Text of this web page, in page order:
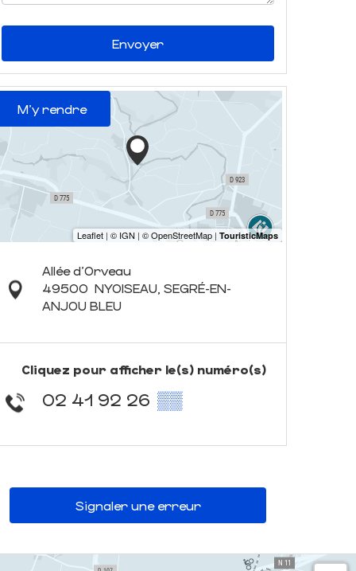
Envoyer
M'y rendre
Allée d'Orveau
49500 NYOISEAU, SEGRÉ-EN-
ANJOU BLEU
Cliquez pour afficher le(s) numéro(s)
02 41 92 26 ▒▒
Signaler une erreur